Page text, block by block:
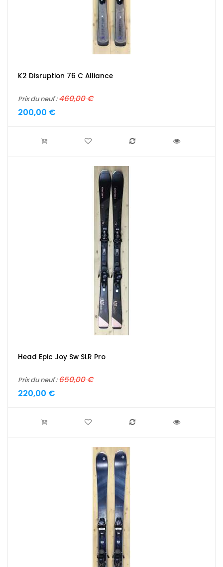
K2 Disruption 76 C Alliance
Prix du neuf :460,00 €
200,00 €
Head Epic Joy Sw SLR Pro
Prix du neuf :650,00 €
220,00 €